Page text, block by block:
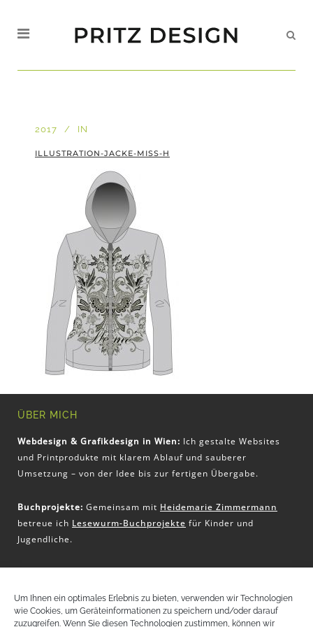
Um Ihnen ein optimales Erlebnis zu bieten, verwenden wir Technologien
wie Cookies, um Geräteinformationen zu speichern und/oder darauf
zuzugreifen. Wenn Sie diesen Technologien zustimmen, können wir
2017 IN
ILLUSTRATION-JACKE-MISS-H
ÜBER MICH
Webdesign & Grafikdesign in Wien: Ich gestalte Websites
und Printprodukte mit klarem Ablauf und sauberer
Umsetzung – von der Idee bis zur fertigen Übergabe.
Buchprojekte: Gemeinsam mit Heidemarie Zimmermann
betreue ich Lesewurm-Buchprojekte für Kinder und
Jugendliche.
Christina Pritz